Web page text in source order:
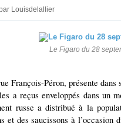
Louisdelallier
Le Figaro du 28
François-Péron, présente dans
a reçus enveloppés dans un
russe a distribué à la
et des saucissons à